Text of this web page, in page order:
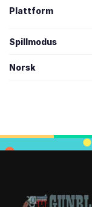
Plattform
Spillmodus
Norsk